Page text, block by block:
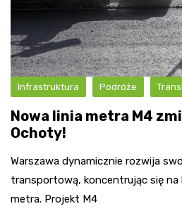
Infrastruktura Podróże
Nowa linia metra M4
Ochoty!
Warszawa dynamicznie rozwija
transportową, koncentrując się
metra. Projekt M4